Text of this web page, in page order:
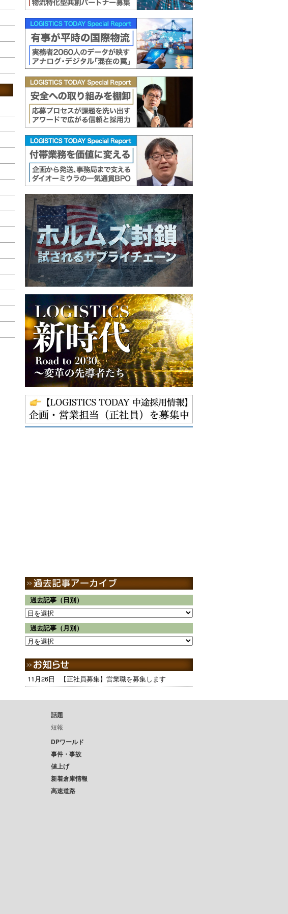
過去記事（日別）
過去記事（月別）
11月26日 【正社員募集】営業職を募集します
話題
短報
DPワールド
事件・事故
値上げ
新着倉庫情報
高速道路